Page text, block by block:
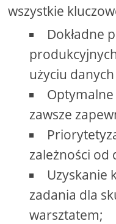
wszystkie
Dokładne
użyciu
zawsze
zależności od
Uzyskanie
zadania dla
warsztatem;